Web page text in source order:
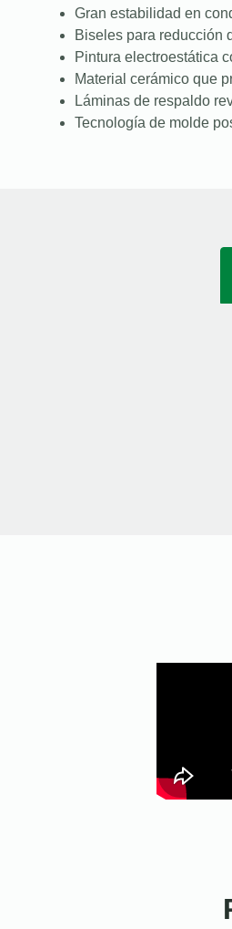
Gran estabilidad en
Biseles para reducción
Pintura electroestática
Material cerámico que
Láminas de respaldo
Tecnología de molde